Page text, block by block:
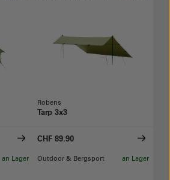
Robens
Tarp 3x3
CHF 89.90
an Lager Outdoor & Bergsport an Lager